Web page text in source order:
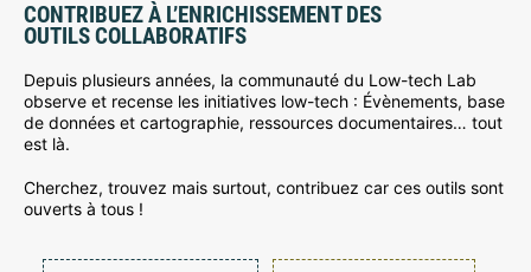
CONTRIBUEZ À L’ENRICHISSEMENT DES
OUTILS COLLABORATIFS
Depuis plusieurs années, la communauté du Low-tech Lab
observe et recense les initiatives low-tech : Évènements, base
de données et cartographie, ressources documentaires… tout
est là.
Cherchez, trouvez mais surtout, contribuez car ces outils sont
ouverts à tous !